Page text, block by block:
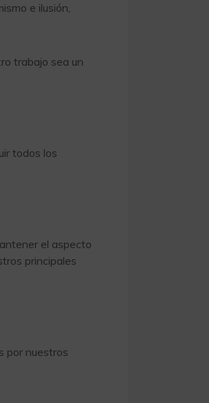
e ilusión,
trabajo sea un
todos los
el aspecto
principales
por nuestros